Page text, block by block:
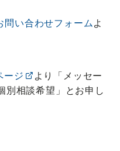
問い合わせフォームよ
ジ
より「メッセー
別相談希望」とお申し